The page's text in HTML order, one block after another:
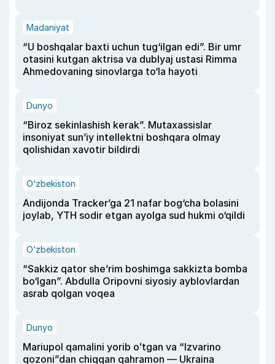
Madaniyat
“U boshqalar baxti uchun tug‘ilgan edi”. Bir umr
otasini kutgan aktrisa va dublyaj ustasi Rimma
Ahmedovaning sinovlarga to‘la hayoti
Dunyo
“Biroz sekinlashish kerak”. Mutaxassislar
insoniyat sun’iy intellektni boshqara olmay
qolishidan xavotir bildirdi
O‘zbekiston
Andijonda Tracker’ga 21 nafar bog‘cha bolasini
joylab, YTH sodir etgan ayolga sud hukmi o‘qildi
O‘zbekiston
“Sakkiz qator she’rim boshimga sakkizta bomba
bo‘lgan”. Abdulla Oripovni siyosiy ayblovlardan
asrab qolgan voqea
Dunyo
Mariupol qamalini yorib oʻtgan va “Izvarino
qozoni”dan chiqqan qahramon — Ukraina